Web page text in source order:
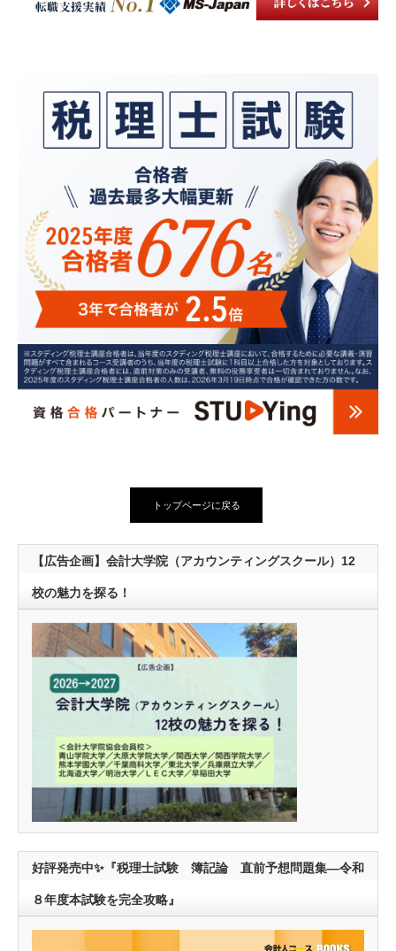
トップページに戻る
【広告企画】会計大学院（アカウンティングスクール）12
校の魅力を探る！
好評発売中✨『税理士試験 簿記論 直前予想問題集―令和
８年度本試験を完全攻略』